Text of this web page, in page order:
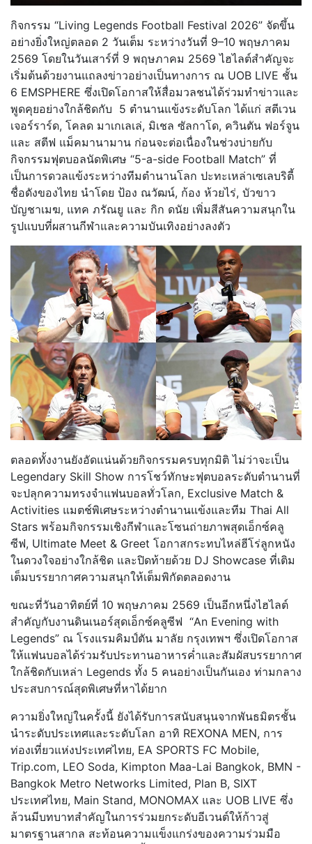
กิจกรรม “Living Legends Football Festival 2026” จัดขึ้น
อย่างยิ่งใหญ่ตลอด 2 วันเต็ม ระหว่างวันที่ 9–10 พฤษภาคม
2569 โดยในวันเสาร์ที่ 9 พฤษภาคม 2569 ไฮไลต์สำคัญจะ
เริ่มต้นด้วยงานแถลงข่าวอย่างเป็นทางการ ณ UOB LIVE ชั้น
6 EMSPHERE ซึ่งเปิดโอกาสให้สื่อมวลชนได้ร่วมทำข่าวและ
พูดคุยอย่างใกล้ชิดกับ 5 ตำนานแข้งระดับโลก ได้แก่ สตีเวน
เจอร์ราร์ด, โคลด มาเกเลเล่, มิเชล ซัลกาโด, ควินตัน ฟอร์จูน
และ สตีฟ แม็คมานามาน ก่อนจะต่อเนื่องในช่วงบ่ายกับ
กิจกรรมฟุตบอลนัดพิเศษ “5-a-side Football Match” ที่
เป็นการดวลแข้งระหว่างทีมตำนานโลก ปะทะเหล่าเซเลบริตี้
ชื่อดังของไทย นำโดย ป้อง ณวัฒน์, ก้อง ห้วยไร่, บัวขาว
บัญชาเมฆ, แทค ภรัณยู และ กิก ดนัย เพิ่มสีสันความสนุกใน
รูปแบบที่ผสานกีฬาและความบันเทิงอย่างลงตัว
ตลอดทั้งงานยังอัดแน่นด้วยกิจกรรมครบทุกมิติ ไม่ว่าจะเป็น
Legendary Skill Show การโชว์ทักษะฟุตบอลระดับตำนานที่
จะปลุกความทรงจำแฟนบอลทั่วโลก, Exclusive Match &
Activities แมตช์พิเศษระหว่างตำนานแข้งและทีม Thai All
Stars พร้อมกิจกรรมเชิงกีฬาและโซนถ่ายภาพสุดเอ็กซ์คลู
ซีฟ, Ultimate Meet & Greet โอกาสกระทบไหล่ฮีโร่ลูกหนัง
ในดวงใจอย่างใกล้ชิด และปิดท้ายด้วย DJ Showcase ที่เติม
เต็มบรรยากาศความสนุกให้เต็มพิกัดตลอดงาน
ขณะที่วันอาทิตย์ที่ 10 พฤษภาคม 2569 เป็นอีกหนึ่งไฮไลต์
สำคัญกับงานดินเนอร์สุดเอ็กซ์คลูซีฟ “An Evening with
Legends” ณ โรงแรมคิมป์ตัน มาลัย กรุงเทพฯ ซึ่งเปิดโอกาส
ให้แฟนบอลได้ร่วมรับประทานอาหารค่ำและสัมผัสบรรยากาศ
ใกล้ชิดกับเหล่า Legends ทั้ง 5 คนอย่างเป็นกันเอง ท่ามกลาง
ประสบการณ์สุดพิเศษที่หาได้ยาก
ความยิ่งใหญ่ในครั้งนี้ ยังได้รับการสนับสนุนจากพันธมิตรชั้น
นำระดับประเทศและระดับโลก อาทิ REXONA MEN, การ
ท่องเที่ยวแห่งประเทศไทย, EA SPORTS FC Mobile,
Trip.com, LEO Soda, Kimpton Maa-Lai Bangkok, BMN -
Bangkok Metro Networks Limited, Plan B, SIXT
ประเทศไทย, Main Stand, MONOMAX และ UOB LIVE ซึ่ง
ล้วนมีบทบาทสำคัญในการร่วมยกระดับอีเวนต์ให้ก้าวสู่
มาตรฐานสากล สะท้อนความแข็งแกร่งของความร่วมมือ